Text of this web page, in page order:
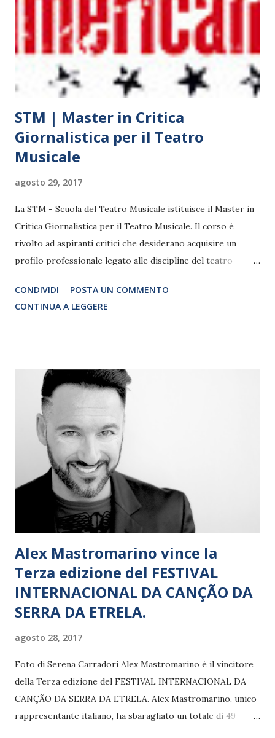
STM | Master in Critica
Giornalistica per il Teatro
Musicale
agosto 29, 2017
La STM - Scuola del Teatro Musicale istituisce il Master in
Critica Giornalistica per il Teatro Musicale. Il corso è
rivolto ad aspiranti critici che desiderano acquisire un
profilo professionale legato alle discipline del teatro
consapevolezza critica e metodologica, gli strumenti più
aggiornati per la comunicazione e l'analisi di uno
CONDIVIDI
POSTA UN COMMENTO
CONTINUA A LEGGERE
Alex Mastromarino vince la
Terza edizione del FESTIVAL
INTERNACIONAL DA CANÇÃO DA
SERRA DA ETRELA.
agosto 28, 2017
Foto di Serena Carradori Alex Mastromarino è il vincitore
della Terza edizione del FESTIVAL INTERNACIONAL DA
CANÇÃO DA SERRA DA ETRELA. Alex Mastromarino, unico
rappresentante italiano, ha sbaragliato un totale di 49